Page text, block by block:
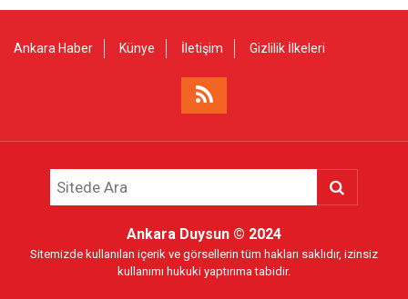
Ankara Haber Künye İletişim Gizlilik İlkeleri
Ankara Duysun © 2024
Sitemizde kullanılan içerik ve görsellerin tüm hakları saklıdır, izinsiz
kullanımı hukuki yaptırıma tabidir.